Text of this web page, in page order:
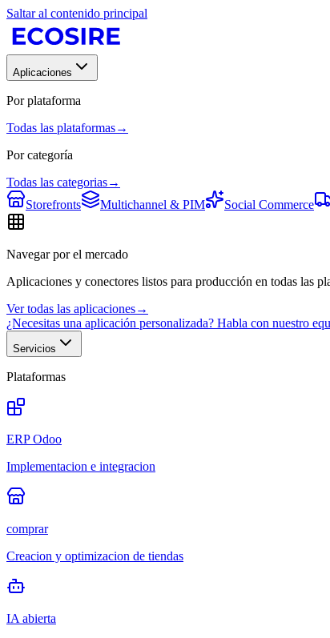
Saltar al contenido principal
Aplicaciones
Por plataforma
Todas las plataformas→
Por categoría
Todas las categorias→
Storefronts
Multichannel & PIM Social Commerce
Navegar por el mercado
Aplicaciones y conectores listos para producción en todas las
Ver todas las aplicaciones→
¿Necesitas una aplicación personalizada? Habla con nuestro
Servicios
Plataformas
ERP Odoo
Implementacion e integracion
comprar
Creacion y optimizacion de tiendas
IA abierta